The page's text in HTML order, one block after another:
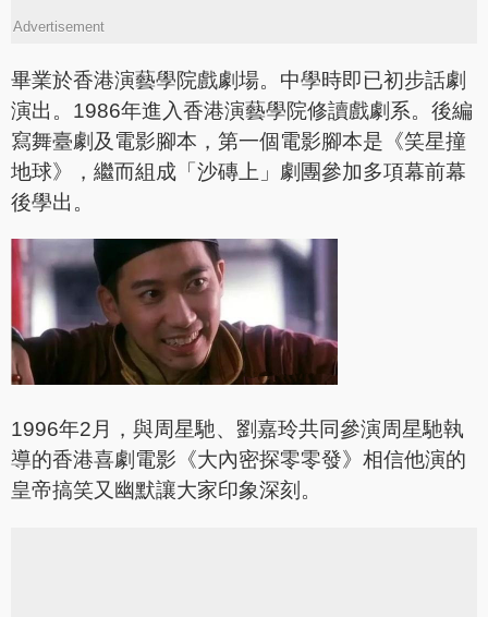
Advertisement
畢業於香港演藝學院戲劇場。中學時即已初步話劇
演出。1986年進入香港演藝學院修讀戲劇系。後編
寫舞臺劇及電影腳本，第一個電影腳本是《笑星撞
地球》，繼而組成「沙磚上」劇團參加多項幕前幕
後學出。
1996年2月，與周星馳、劉嘉玲共同參演周星馳執
導的香港喜劇電影《大內密探零零發》相信他演的
皇帝搞笑又幽默讓大家印象深刻。